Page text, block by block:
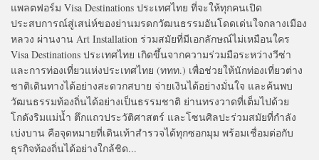
แพลตฟอร์ม Visa Destinations ประเทศไทย ที่จะให้ทุกคนเปิด
ประสบการณ์สู่เสน่ห์ของย่านมรดกวัฒนธรรมอันโดดเด่นใจกลางเมือง
หลวง ผ่านงาน Art Installation ร่วมสมัยที่มีเอกลักษณ์ไม่เหมือนใคร
Visa Destinations ประเทศไทย เกิดขึ้นจากความร่วมมือระหว่างวีซ่า
และการท่องเที่ยวแห่งประเทศไทย (ททท.) เพื่อช่วยให้นักท่องเที่ยวต่าง
ชาติเดินทางได้อย่างสะดวกสบาย จ่ายเงินได้อย่างมั่นใจ และค้นพบ
วัฒนธรรมท้องถิ่นได้อย่างเป็นธรรมชาติ ย่านทรงวาดที่เต็มไปด้วย
โกดังริมแม่น้ำ ตึกแถวประวัติศาสตร์ และโซนศิลปะร่วมสมัยที่กำลัง
เบ่งบาน คือจุดหมายที่เดินเท้าสำรวจได้ทุกซอกมุม พร้อมเชื่อมต่อกับ
ธุรกิจท้องถิ่นได้อย่างใกล้ชิด...